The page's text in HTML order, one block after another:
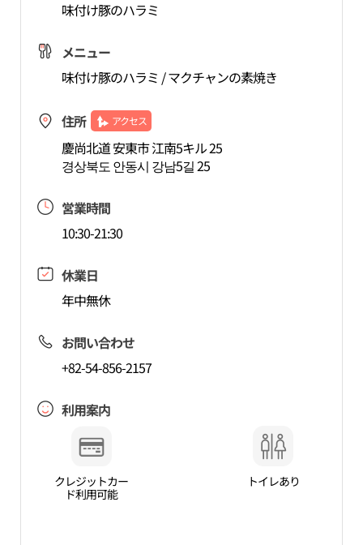
味付け豚のハラミ
メニュー
味付け豚のハラミ / マクチャンの素焼き
住所 アクセス
慶尚北道 安東市 江南5キル 25
경상북도 안동시 강남5길 25
営業時間
10:30-21:30
休業日
年中無休
お問い合わせ
+82-54-856-2157
利用案内
クレジットカー
ド利用可能
トイレあり